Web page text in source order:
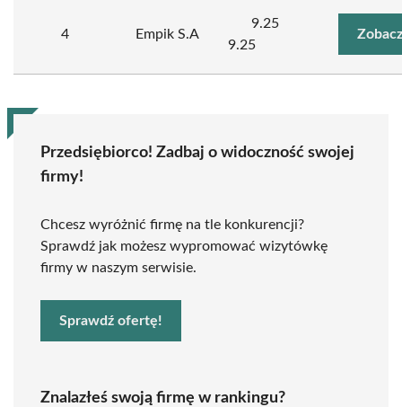
4 Empik S.A
9.25
9.25
Przedsiębiorco! Zadbaj o widoczność swojej
firmy!
Chcesz wyróżnić firmę na tle konkurencji?
Sprawdź jak możesz wypromować wizytówkę
firmy w naszym serwisie.
Sprawdź ofertę!
Znalazłeś swoją firmę w rankingu?